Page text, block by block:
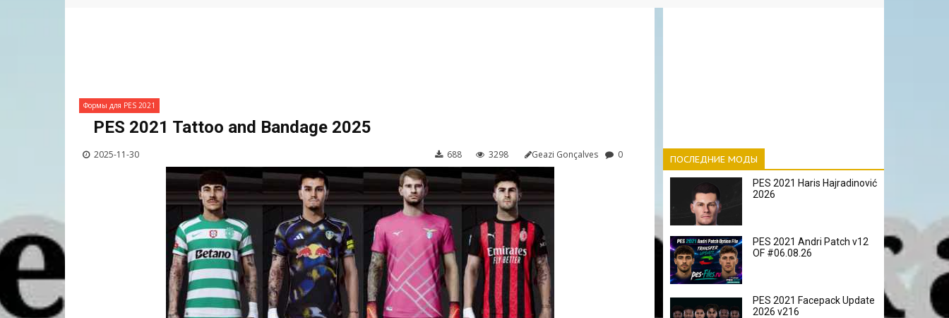
Формы для PES 2021
PES 2021 Tattoo and Bandage 2025
2025-11-30 688 3298 Geazi Gonçalves 0 ПОСЛЕДНИЕ МОДЫ
PES 2021 Haris Hajradinović
2026
PES 2021 Andri Patch v12
OF #06.08.26
PES 2021 Facepack Update
2026 v216